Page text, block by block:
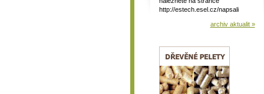
http://estech.esel.cz/napsali
archiv aktualit »